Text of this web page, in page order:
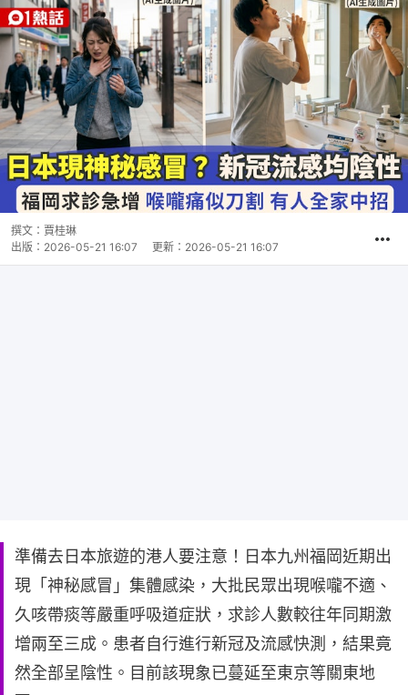
撰文： 賈桂琳
出版： 2026-05-21 16:07 更新： 2026-05-21 16:07
準備去日本旅遊的港人要注意！日本九州福岡近期出
現「神秘感冒」集體感染，大批民眾出現喉嚨不適、
久咳帶痰等嚴重呼吸道症狀，求診人數較往年同期激
增兩至三成。患者自行進行新冠及流感快測，結果竟
然全部呈陰性。目前該現象已蔓延至東京等關東地